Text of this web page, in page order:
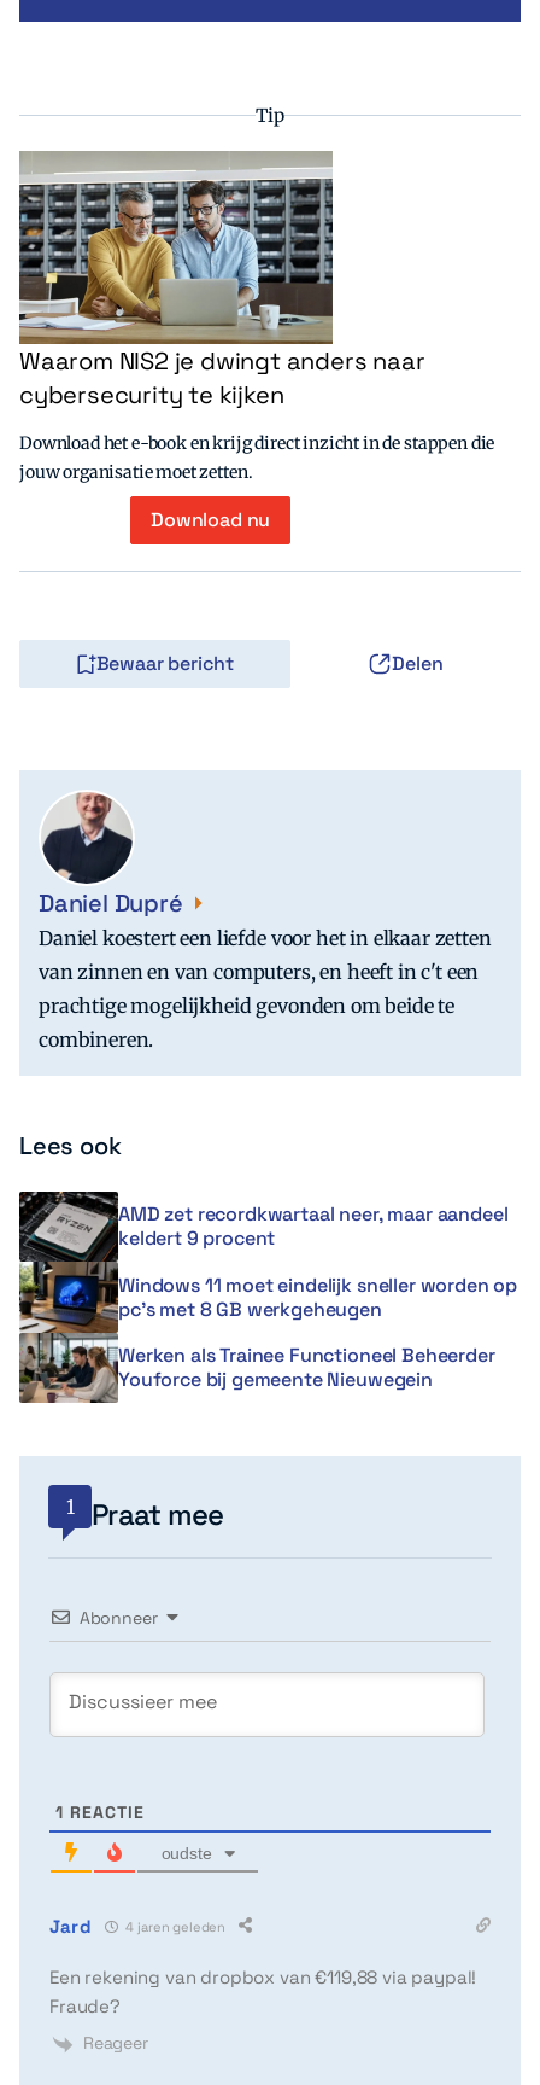
Tip
Waarom NIS2 je dwingt anders naar
cybersecurity te kijken
Download het e-book en krijg direct inzicht in de stappen die
jouw organisatie moet zetten.
Download nu
Bewaar bericht Delen
Daniel Dupré
Daniel koestert een liefde voor het in elkaar zetten
van zinnen en van computers, en heeft in c't een
prachtige mogelijkheid gevonden om beide te
combineren.
Lees ook
AMD zet recordkwartaal neer, maar aandeel
keldert 9 procent
Windows 11 moet eindelijk sneller worden op
pc’s met 8 GB werkgeheugen
Werken als Trainee Functioneel Beheerder
Youforce bij gemeente Nieuwegein
1 Praat mee
Abonneer
1 REACTIE
oudste
Jard 4 jaren geleden
Een rekening van dropbox van €119,88 via paypal!
Fraude?
Reageer